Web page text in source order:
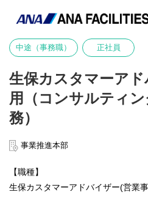
中途（事務職） 正社員
生保カスタマーア
用（コンサルティ
務）
事業推進本部
【職種】
生保カスタマーアドバイザー(営業